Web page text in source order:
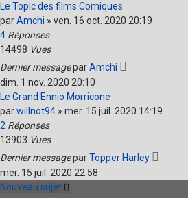
Le Topic des films Comiques
parAmchi » ven. 16 oct. 2020 20:19
4 Réponses
14498 Vues
Dernier messageparAmchi
dim. 1 nov. 2020 20:10
Le Grand Ennio Morricone
parwillnot94 » mer. 15 juil. 2020 14:19
2 Réponses
13903 Vues
Dernier messageparTopper Harley
mer. 15 juil. 2020 22:58
Nouveau sujet